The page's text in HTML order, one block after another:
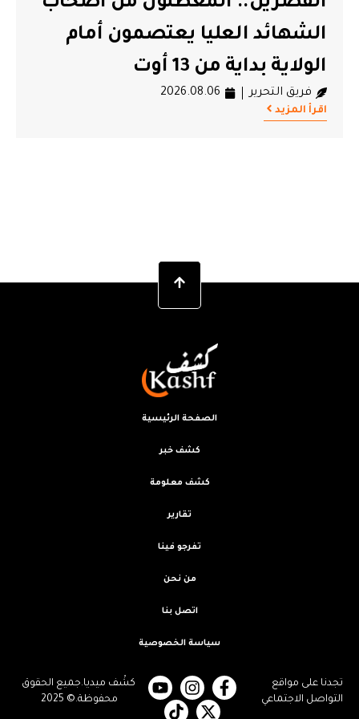
الشهائد العليا يعتصمون أمام
الولاية بداية من 13 أوت
فريق التحرير 2026.08.06
اقرأ المزيد
تجدنا على مواقع
التواصل الاجتماعي
كشْف ميديا.جميع الحقوق
محفوظة.© 2025
الصفحة الرئيسية
كشف خبر
كشف معلومة
تقارير
تفرجو فينا
من نحن
اتصل بنا
سياسة الخصوصية